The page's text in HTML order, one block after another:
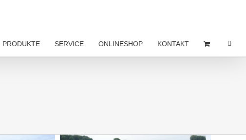
PRODUKTE SERVICE ONLINESHOP KONTAKT